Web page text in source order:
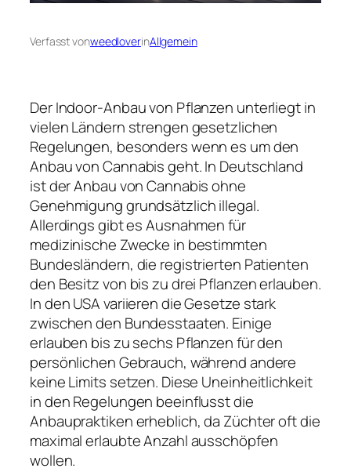
Verfasst vonweedloverinAllgemein
Der Indoor-Anbau von Pflanzen unterliegt in
vielen Ländern strengen gesetzlichen
Regelungen, besonders wenn es um den
Anbau von Cannabis geht. In Deutschland
ist der Anbau von Cannabis ohne
Genehmigung grundsätzlich illegal.
Allerdings gibt es Ausnahmen für
medizinische Zwecke in bestimmten
Bundesländern, die registrierten Patienten
den Besitz von bis zu drei Pflanzen erlauben.
In den USA variieren die Gesetze stark
zwischen den Bundesstaaten. Einige
erlauben bis zu sechs Pflanzen für den
persönlichen Gebrauch, während andere
keine Limits setzen. Diese Uneinheitlichkeit
in den Regelungen beeinflusst die
Anbaupraktiken erheblich, da Züchter oft die
maximal erlaubte Anzahl ausschöpfen
wollen.